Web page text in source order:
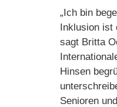
„Ich bin
Inklusion ist
sagt Britta
Hinsen
Senioren